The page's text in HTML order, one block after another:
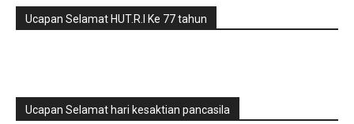
Ucapan Selamat HUT.R.I Ke 77 tahun
Ucapan Selamat hari kesaktian pancasila